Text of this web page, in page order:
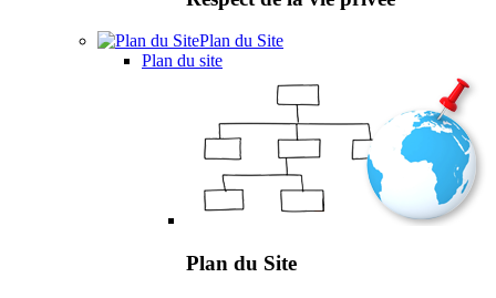
Plan du Site
Plan du site
Plan du Site